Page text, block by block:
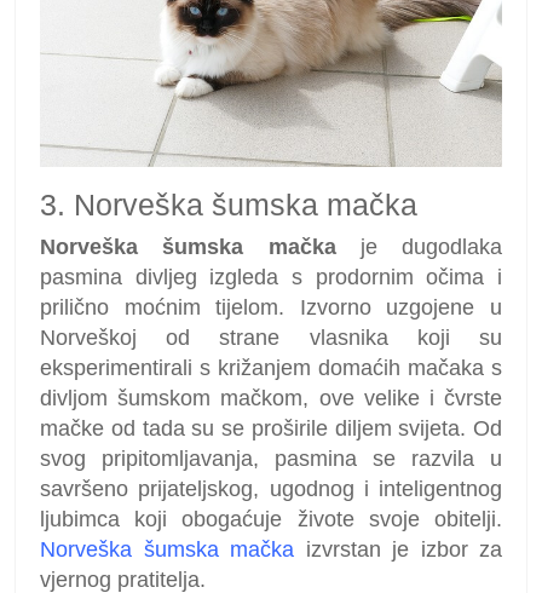
3. Norveška šumska mačka
Norveška šumska mačkaje dugodlaka
pasmina divljeg izgleda s prodornim očima i
prilično moćnim tijelom. Izvorno uzgojene u
Norveškoj od strane vlasnika koji su
eksperimentirali s križanjem domaćih mačaka s
divljom šumskom mačkom, ove velike i čvrste
mačke od tada su se proširile diljem svijeta. Od
svog pripitomljavanja, pasmina se razvila u
savršeno prijateljskog, ugodnog i inteligentnog
ljubimca koji obogaćuje živote svoje obitelji.
Norveška šumska mačka izvrstan je izbor za
vjernog pratitelja.